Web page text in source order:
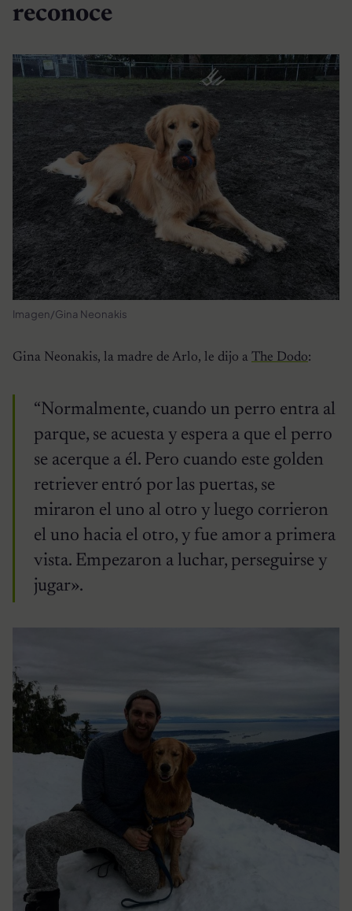
reconoce
Imagen/Gina Neonakis
Gina Neonakis, la madre de Arlo, le dijo a The Dodo:
“Normalmente, cuando un perro entra al
parque, se acuesta y espera a que el perro
se acerque a él. Pero cuando este golden
retriever entró por las puertas, se
miraron el uno al otro y luego corrieron
el uno hacia el otro, y fue amor a primera
vista. Empezaron a luchar, perseguirse y
jugar».